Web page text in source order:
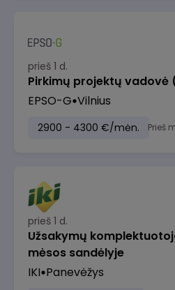
prieš 1 d.
Pirkimų projektų vadovė
EPSO-G Vilnius
2900 - 4300 €/mėn. Prieš
prieš 1 d.
Užsakymų
mėsos sandėlyje
IKI Panevėžys